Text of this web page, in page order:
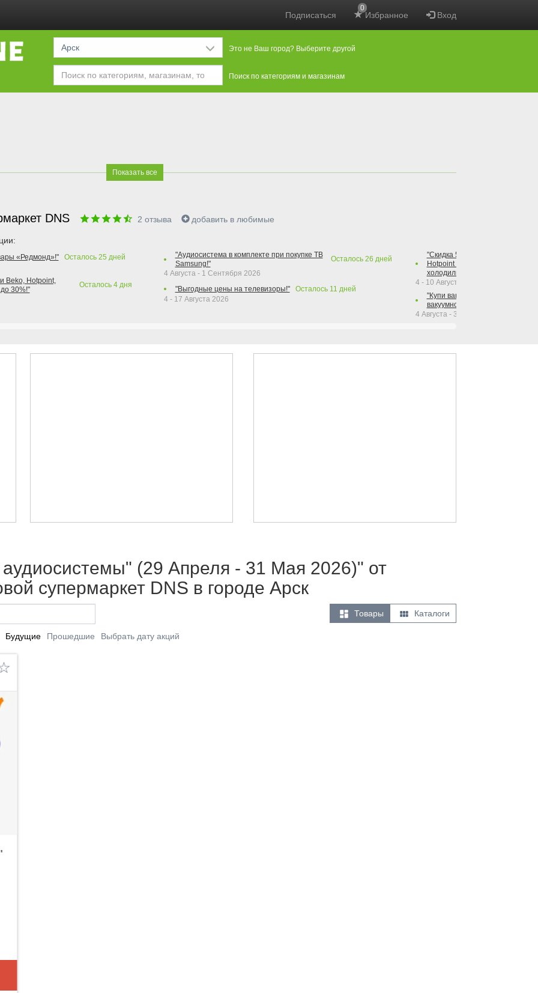
Подписаться Избранное
0
Вход
Арск Это не Ваш город? Выберите другой
Поиск по категориям и магазинам
Показать все
DNS 2 отзыва добавить в любимые
«Редмонд»!" Осталось 25 дней
Beko, Hotpoint,
30%!"
Осталось 4дня
"Аудиосистема в комплекте при покупке ТВ
Samsung!"
Осталось 26 дней
4 Августа - 1 Сентября 2026
"Выгодные цены на телевизоры!"
Осталось 11 дней
4 - 17 Августа 2026
"Скидка 50% на варочную
Hotpoint при покупке духового
холодильника Hotpoint!"
4 - 10 Августа 2026
"Купи вакуумный упаковщик +
вакуумного упаковщика =
4 Августа - 30 Сентября 2026
(29 Апреля - 31 Мая 2026)" от
супермаркет DNS в городе Арск
 Товары  Каталоги
Будущие Прошедшие Выбрать дату акций